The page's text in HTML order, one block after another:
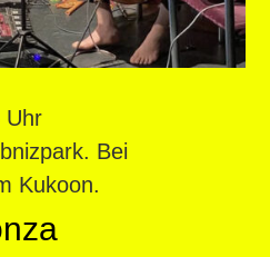
Uhr
Bei
Kukoon.